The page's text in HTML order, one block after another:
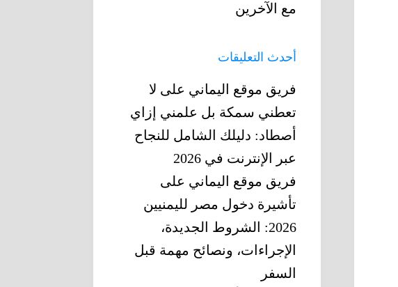
مع الآخرين
أحدث التعليقات
فريق موقع اليماني على لا
تعطني سمكة بل علمني إزاي
أصطاد: دليلك الشامل للنجاح
عبر الإنترنت في 2026
فريق موقع اليماني على
تأشيرة دخول مصر لليمنيين
2026: الشروط الجديدة،
الإجراءات، ونصائح مهمة قبل
السفر